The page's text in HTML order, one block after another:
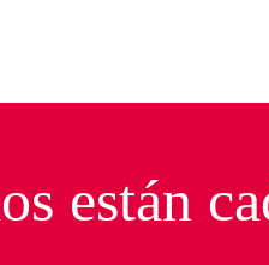
están